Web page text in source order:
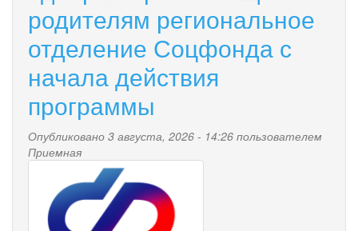
родителям региональное
отделение Соцфонда с
начала действия
программы
Опубликовано 3 августа, 2026 - 14:26 пользователем
Приемная
pensionnyy_fond.png